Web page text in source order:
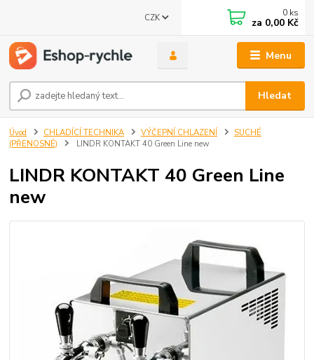
Menu
CZK
Hledat
0 ks
za 0,00 Kč
Úvod CHLADÍCÍ TECHNIKA VÝČEPNÍ CHLAZENÍ
SUCHÉ
(PŘENOSNÉ)
LINDR KONTAKT 40 Green Line new
LINDR KONTAKT 40 Green Line
new